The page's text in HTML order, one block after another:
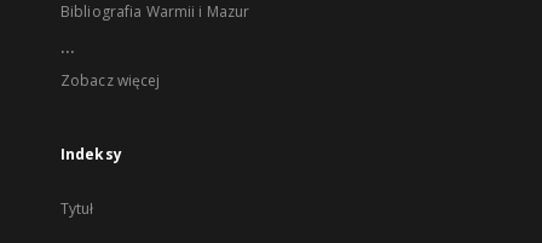
Bibliografia Warmii i Mazur
...
Zobacz więcej
Indeksy
Tytuł